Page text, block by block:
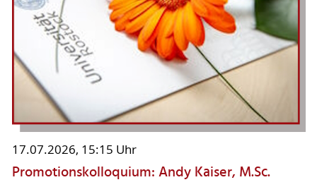
17.07.2026, 15:15 Uhr
Promotionskolloquium: Andy Kaiser, M.Sc.